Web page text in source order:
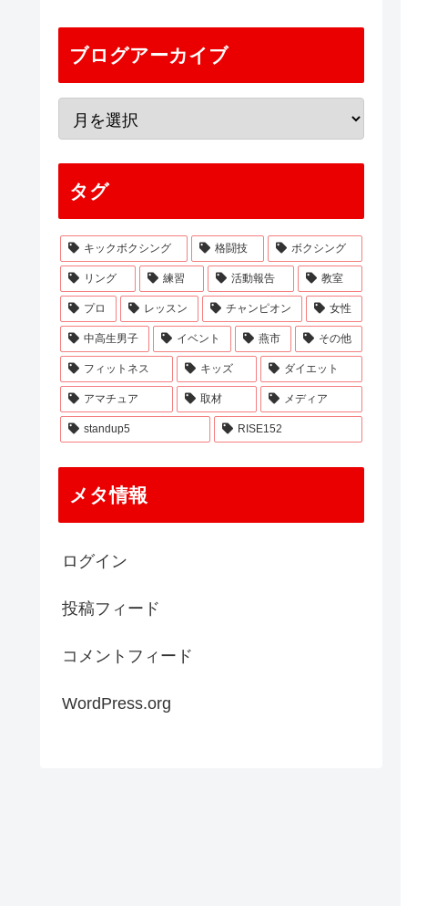
ブログアーカイブ
タグ
キックボクシング 格闘技 ボクシング
リング 練習 活動報告 教室
プロ レッスン チャンピオン 女性
中高生男子 イベント 燕市 その他
フィットネス キッズ ダイエット
アマチュア 取材 メディア
standup5 RISE152
メタ情報
ログイン
投稿フィード
コメントフィード
WordPress.org